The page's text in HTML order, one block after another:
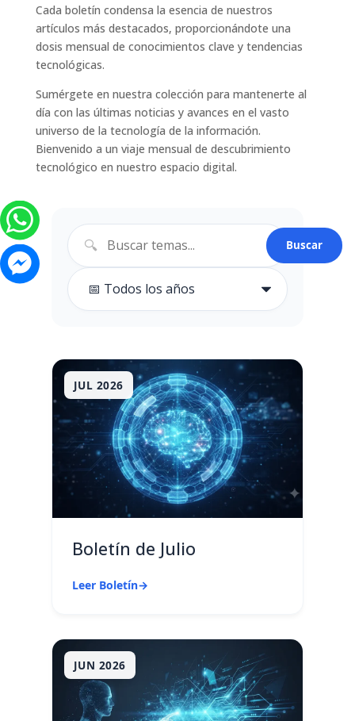
Cada boletín condensa la esencia de nuestros
artículos más destacados, proporcionándote una
dosis mensual de conocimientos clave y tendencias
tecnológicas.
Sumérgete en nuestra colección para mantenerte al
día con las últimas noticias y avances en el vasto
universo de la tecnología de la información.
Bienvenido a un viaje mensual de descubrimiento
tecnológico en nuestro espacio digital.​
🔍 Buscar
JUL 2026
Boletín de Julio
Leer Boletín→
JUN 2026